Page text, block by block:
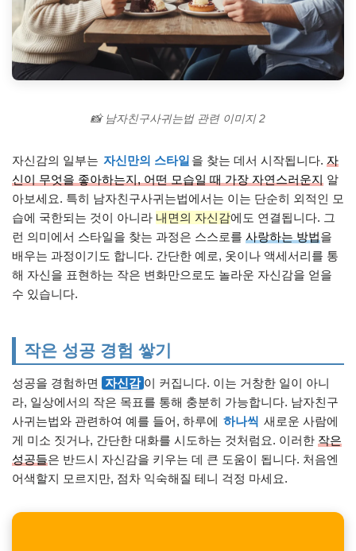
📸 남자친구사귀는법 관련 이미지 2
자신감의 일부는 자신만의 스타일 을 찾는 데서 시작됩니다. 자
신이 무엇을 좋아하는지, 어떤 모습일 때 가장 자연스러운지 알
아보세요. 특히 남자친구사귀는법에서는 이는 단순히 외적인 모
습에 국한되는 것이 아니라 내면의 자신감에도 연결됩니다. 그
런 의미에서 스타일을 찾는 과정은 스스로를 사랑하는 방법을
배우는 과정이기도 합니다. 간단한 예로, 옷이나 액세서리를 통
해 자신을 표현하는 작은 변화만으로도 놀라운 자신감을 얻을
수 있습니다.
작은 성공 경험 쌓기
성공을 경험하면 자신감 이 커집니다. 이는 거창한 일이 아니
라, 일상에서의 작은 목표를 통해 충분히 가능합니다. 남자친구
사귀는법와 관련하여 예를 들어, 하루에 하나씩 새로운 사람에
게 미소 짓거나, 간단한 대화를 시도하는 것처럼요. 이러한 작은
성공들은 반드시 자신감을 키우는 데 큰 도움이 됩니다. 처음엔
어색할지 모르지만, 점차 익숙해질 테니 걱정 마세요.